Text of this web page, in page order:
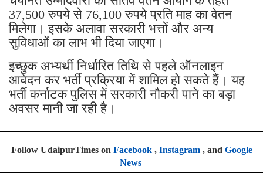
मिलेगा। इसके अलावा सरकारी भत्तों और अन्य
सुविधाओं का लाभ भी दिया जाएगा।
इच्छुक अभ्यर्थी निर्धारित तिथि से पहले ऑनलाइन
आवेदन कर भर्ती प्रक्रिया में शामिल हो सकते हैं। यह
भर्ती कर्नाटक पुलिस में सरकारी नौकरी पाने का बड़ा
अवसर मानी जा रही है।